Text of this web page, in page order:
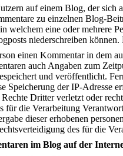
auf einem Blog, der sich
zu einzelnen Blog-
welchem eine oder mehrere
niederschreiben
einen Kommentar in dem
auch Angaben zum
und veröffentlicht.
Speicherung der IP-Adresse
Dritter verletzt oder
für die Verarbeitung
dieser erhobenen
des für die
im Blog auf der